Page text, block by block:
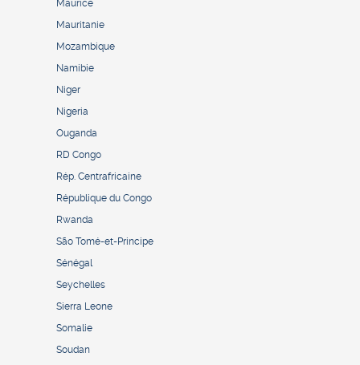
Maurice
Mauritanie
Mozambique
Namibie
Niger
Nigeria
Ouganda
RD Congo
Rép. Centrafricaine
République du Congo
Rwanda
São Tomé-et-Principe
Sénégal
Seychelles
Sierra Leone
Somalie
Soudan